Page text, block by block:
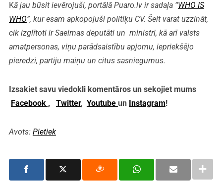
Kā jau būsit ievērojuši, portālā Puaro.lv ir sadaļa “WHO IS
WHO”, kur esam apkopojuši politiķu CV. Šeit varat uzzināt,
cik izglītoti ir Saeimas deputāti un ministri, kā arī valsts
amatpersonas, viņu parādsaistību apjomu, iepriekšējo
pieredzi, partiju maiņu un citus sasniegumus.
Izsakiet savu viedokli komentāros un sekojiet mums
Facebook ,
Twitter, Youtube un Instagram!
Avots: Pietiek